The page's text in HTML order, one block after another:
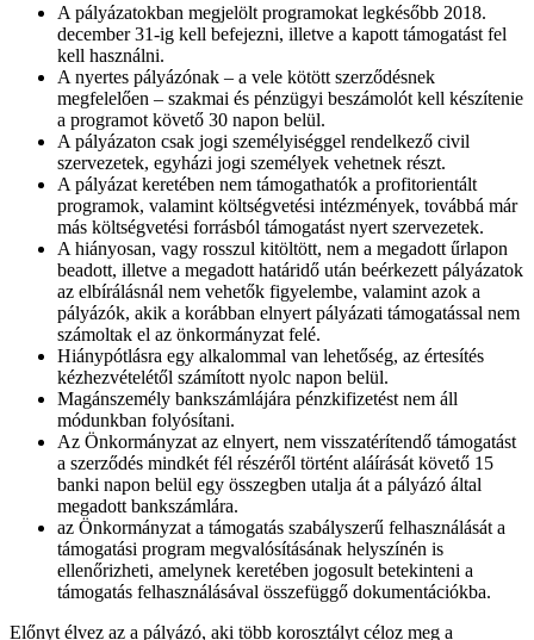
A pályázatokban megjelölt programokat legkésőbb 2018.
december 31-ig kell befejezni, illetve a kapott támogatást fel
kell használni.
A nyertes pályázónak – a vele kötött szerződésnek
megfelelően – szakmai és pénzügyi beszámolót kell készítenie
a programot követő 30 napon belül.
A pályázaton csak jogi személyiséggel rendelkező civil
szervezetek, egyházi jogi személyek vehetnek részt.
A pályázat keretében nem támogathatók a profitorientált
programok, valamint költségvetési intézmények, továbbá már
más költségvetési forrásból támogatást nyert szervezetek.
A hiányosan, vagy rosszul kitöltött, nem a megadott űrlapon
beadott, illetve a megadott határidő után beérkezett pályázatok
az elbírálásnál nem vehetők figyelembe, valamint azok a
pályázók, akik a korábban elnyert pályázati támogatással nem
számoltak el az önkormányzat felé.
Hiánypótlásra egy alkalommal van lehetőség, az értesítés
kézhezvételétől számított nyolc napon belül.
Magánszemély bankszámlájára pénzkifizetést nem áll
módunkban folyósítani.
Az Önkormányzat az elnyert, nem visszatérítendő támogatást
a szerződés mindkét fél részéről történt aláírását követő 15
banki napon belül egy összegben utalja át a pályázó által
megadott bankszámlára.
az Önkormányzat a támogatás szabályszerű felhasználását a
támogatási program megvalósításának helyszínén is
ellenőrizheti, amelynek keretében jogosult betekinteni a
támogatás felhasználásával összefüggő dokumentációkba.
Előnyt élvez az a pályázó, aki több korosztályt céloz meg a